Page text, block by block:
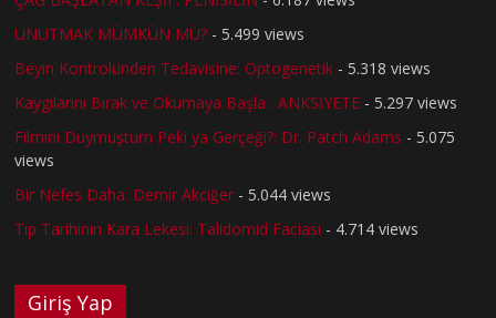
UNUTMAK MÜMKÜN MÜ? - 5.499 views
Beyin Kontrolünden Tedavisine: Optogenetik - 5.318 views
Kaygılarını Bırak ve Okumaya Başla : ANKSİYETE - 5.297 views
Filmini Duymuştum Peki ya Gerçeği?: Dr. Patch Adams - 5.075
views
Bir Nefes Daha: Demir Akciğer - 5.044 views
Tıp Tarihinin Kara Lekesi: Talidomid Faciası - 4.714 views
Giriş Yap